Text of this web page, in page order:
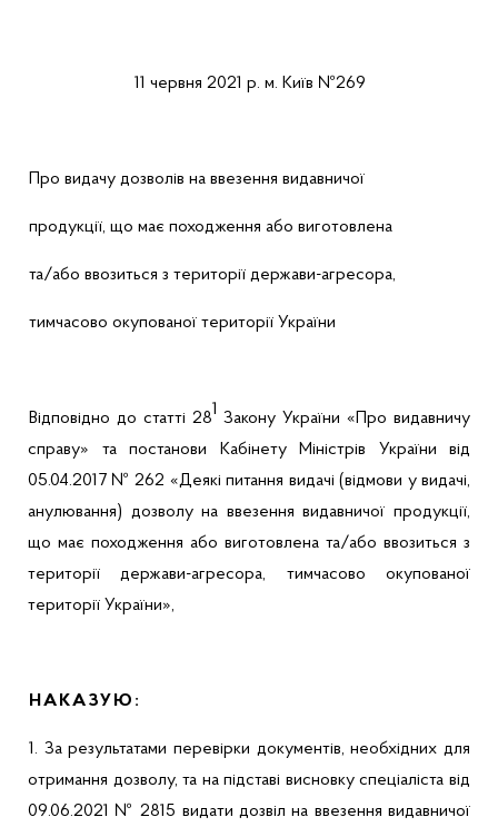
11 червня 2021 р. м. Київ №269
Про видачу дозволів на ввезення видавничої
продукції, що має походження або виготовлена
та/або ввозиться з території держави-агресора,
тимчасово окупованої території України
Відповідно до статті 281 Закону України «Про видавничу
справу» та постанови Кабінету Міністрів України від
05.04.2017 № 262 «Деякі питання видачі (відмови у видачі,
анулювання) дозволу на ввезення видавничої продукції,
що має походження або виготовлена та/або ввозиться з
території держави-агресора, тимчасово окупованої
території України»,
НАКАЗУЮ:
1. За результатами перевірки документів, необхідних для
отримання дозволу, та на підставі висновку спеціаліста від
09.06.2021 № 2815 видати дозвіл на ввезення видавничої